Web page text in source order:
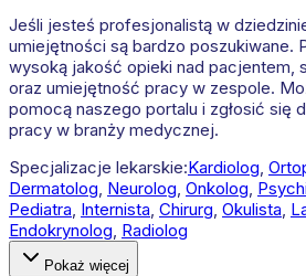
Jeśli jesteś profesjonalistą w
umiejętności są bardzo poszukiwane.
wysoką jakość opieki nad pacjentem,
oraz umiejętność pracy w zespole.
pomocą naszego portalu i zgłosić się
pracy w branży medycznej.
Specjalizacje lekarskie:Kardiolog,
Dermatolog, Neurolog, Onkolog,
Pediatra, Internista, Chirurg, Okulista,
Endokrynolog, Radiolog
Pokaż więcej